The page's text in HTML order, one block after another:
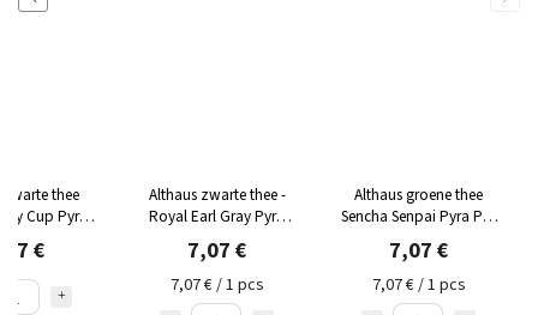
thee
Cup Pyra
€
Althaus zwarte thee -
Royal Earl Gray Pyra
Pak 15x2.75g
7,07 €
7,07 € / 1 pcs
Althaus groene thee
Sencha Senpai Pyra Pak
15x2.75g
7,07 €
7,07 € / 1 pcs